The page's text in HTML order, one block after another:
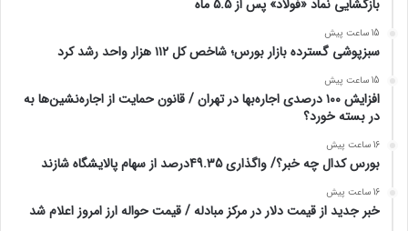
بازگشایی نماد «فولاد» پس از 5.5 ماه
15 ساعت پیش
سبزپوشی گسترده بازار بورس؛ شاخص کل ۱۱۲ هزار واحد رشد کرد
15 ساعت پیش
افزایش ۱۰۰ درصدی اجاره‌بها در تهران / قانون حمایت از اجاره‌نشین‌ها به
در بسته خورد؟
16 ساعت پیش
بورس کدال چه خبر؟/ واگذاری 49.35درصد از سهام پالایشگاه شازند
16 ساعت پیش
خبر جدید از قیمت دلار در مرکز مبادله / قیمت حواله ارز امروز اعلام شد